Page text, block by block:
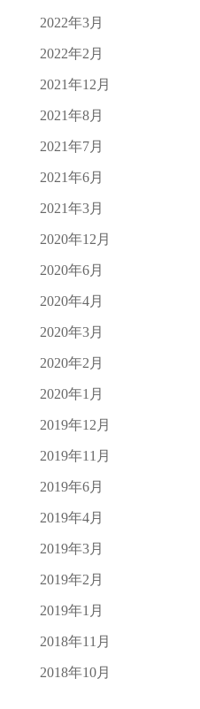
2022年3月
2022年2月
2021年12月
2021年8月
2021年7月
2021年6月
2021年3月
2020年12月
2020年6月
2020年4月
2020年3月
2020年2月
2020年1月
2019年12月
2019年11月
2019年6月
2019年4月
2019年3月
2019年2月
2019年1月
2018年11月
2018年10月